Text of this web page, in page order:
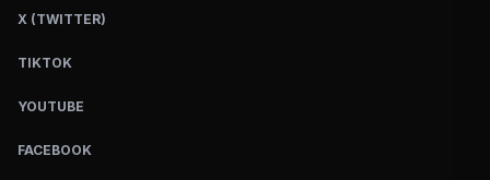
X (TWITTER)
TIKTOK
YOUTUBE
FACEBOOK